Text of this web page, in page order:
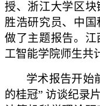
授、浙江大学区
胜浩研究员、中
做了主题报告。 江
工智能学院师生共
学术报告开始
的桂冠” 访谈纪录片